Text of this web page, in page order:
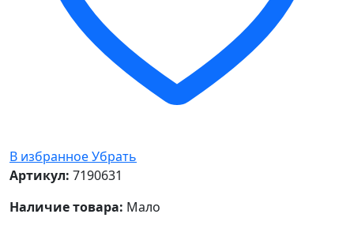
В избранноеУбрать
Артикул: 7190631
Наличие товара: Мало